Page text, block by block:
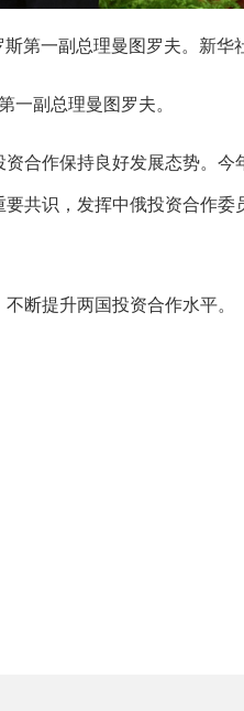
第一副总理曼图罗夫。新华
一副总理曼图罗夫。
合作保持良好发展态势。今
共识，发挥中俄投资合作委
断提升两国投资合作水平。